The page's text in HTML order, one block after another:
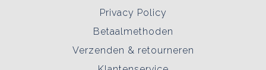
Privacy Policy
Betaalmethoden
Verzenden & retourneren